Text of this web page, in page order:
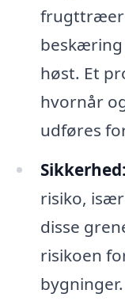
frugttræer
beskæring
høst. Et
hvornår
udføres
Sikkerhed:
risiko,
disse
risikoen
bygninger.